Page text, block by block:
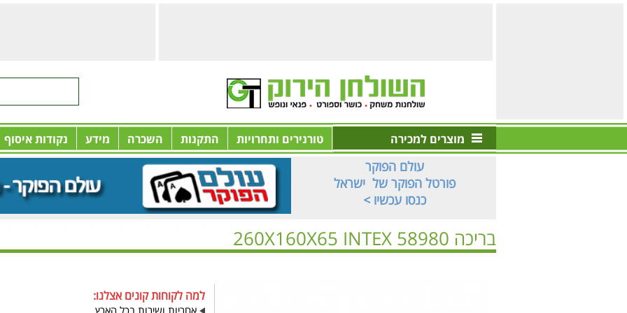
מוצרים למכירה טורנירים ותחרויות התקנות השכרה מידע נקודות איסוף
עולם הפוקר
פורטל הפוקר של ישראל
< כנסו עכשיו
בריכה 58980 260X160X65 INTEX
למה לקוחות קונים אצלנו:
אחריות ושירות בכל הארץ